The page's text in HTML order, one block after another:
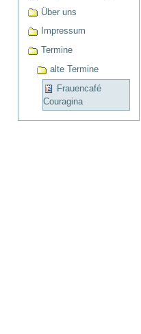
Über uns
Impressum
Termine
alte Termine
Frauencafé
Couragina